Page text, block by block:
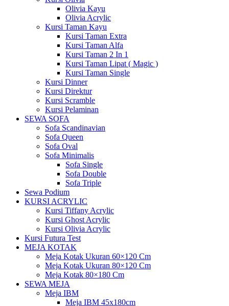
Olivia Kayu
Olivia Acrylic
Kursi Taman Kayu
Kursi Taman Extra
Kursi Taman Alfa
Kursi Taman 2 In 1
Kursi Taman Lipat ( Magic )
Kursi Taman Single
Kursi Dinner
Kursi Direktur
Kursi Scramble
Kursi Pelaminan
SEWA SOFA
Sofa Scandinavian
Sofa Queen
Sofa Oval
Sofa Minimalis
Sofa Single
Sofa Double
Sofa Triple
Sewa Podium
KURSI ACRYLIC
Kursi Tiffany Acrylic
Kursi Ghost Acrylic
Kursi Olivia Acrylic
Kursi Futura Test
MEJA KOTAK
Meja Kotak Ukuran 60×120 Cm
Meja Kotak Ukuran 80×120 Cm
Meja Kotak 80×180 Cm
SEWA MEJA
Meja IBM
Meja IBM 45x180cm